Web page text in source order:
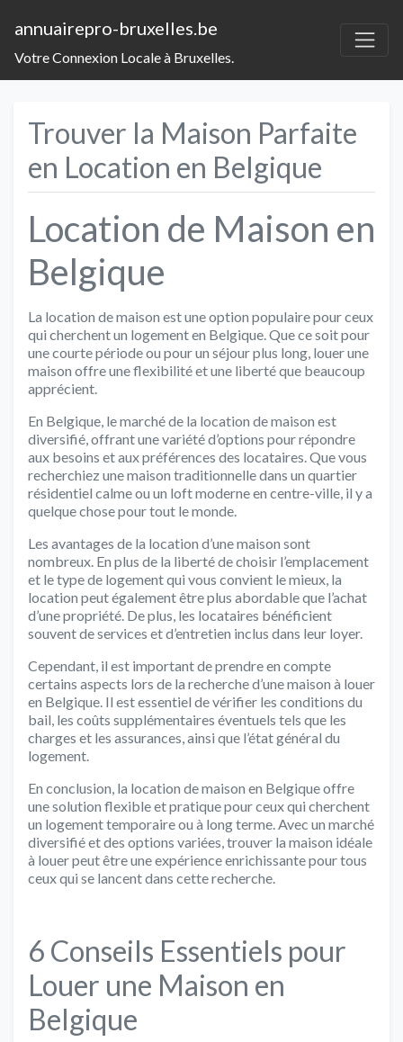
annuairepro-bruxelles.be
Votre Connexion Locale à Bruxelles.
Trouver la Maison Parfaite
en Location en Belgique
Location de Maison en
Belgique
La location de maison est une option populaire pour ceux
qui cherchent un logement en Belgique. Que ce soit pour
une courte période ou pour un séjour plus long, louer une
maison offre une flexibilité et une liberté que beaucoup
apprécient.
En Belgique, le marché de la location de maison est
diversifié, offrant une variété d’options pour répondre
aux besoins et aux préférences des locataires. Que vous
recherchiez une maison traditionnelle dans un quartier
résidentiel calme ou un loft moderne en centre-ville, il y a
quelque chose pour tout le monde.
Les avantages de la location d’une maison sont
nombreux. En plus de la liberté de choisir l’emplacement
et le type de logement qui vous convient le mieux, la
location peut également être plus abordable que l’achat
d’une propriété. De plus, les locataires bénéficient
souvent de services et d’entretien inclus dans leur loyer.
Cependant, il est important de prendre en compte
certains aspects lors de la recherche d’une maison à louer
en Belgique. Il est essentiel de vérifier les conditions du
bail, les coûts supplémentaires éventuels tels que les
charges et les assurances, ainsi que l’état général du
logement.
En conclusion, la location de maison en Belgique offre
une solution flexible et pratique pour ceux qui cherchent
un logement temporaire ou à long terme. Avec un marché
diversifié et des options variées, trouver la maison idéale
à louer peut être une expérience enrichissante pour tous
ceux qui se lancent dans cette recherche.
6 Conseils Essentiels pour
Louer une Maison en
Belgique